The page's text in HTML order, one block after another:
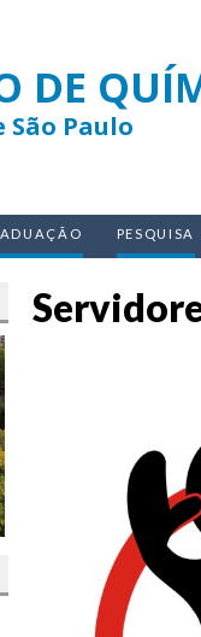
DE
Paulo
PESQUISA